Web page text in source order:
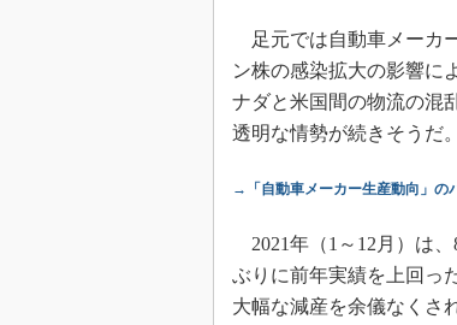
足元では自動車メーカ
ン株の感染拡大の影響に
ナダと米国間の物流の混
透明な情勢が続きそうだ。
→「自動車メーカー生産動向」の
2021年（1～12月）は、
ぶりに前年実績を上回っ
大幅な減産を余儀なくさ